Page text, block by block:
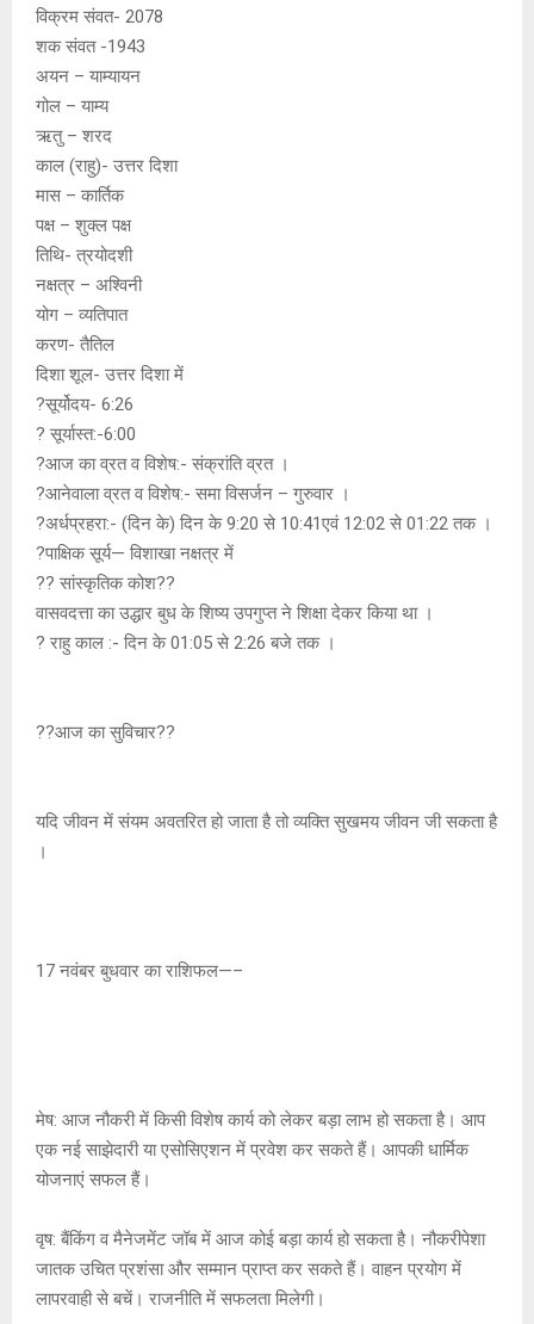
विक्रम संवत- 2078
शक संवत -1943
अयन – याम्यायन
गोल – याम्य
ऋतु – शरद
काल (राहु)- उत्तर दिशा
मास – कार्तिक
पक्ष – शुक्ल पक्ष
तिथि- त्रयोदशी
नक्षत्र – अश्विनी
योग – व्यतिपात
करण- तैतिल
दिशा शूल- उत्तर दिशा में
?सूर्योदय- 6:26
? सूर्यास्त:-6:00
?आज का व्रत व विशेष:- संक्रांति व्रत ।
?आनेवाला व्रत व विशेष:- समा विसर्जन – गुरुवार ।
?अर्धप्रहरा:- (दिन के) दिन के 9:20 से 10:41एवं 12:02 से 01:22 तक ।
?पाक्षिक सूर्य— विशाखा नक्षत्र में
?? सांस्कृतिक कोश??
वासवदत्ता का उद्धार बुध के शिष्य उपगुप्त ने शिक्षा देकर किया था ।
? राहु काल :- दिन के 01:05 से 2:26 बजे तक ।
??आज का सुविचार??
यदि जीवन में संयम अवतरित हो जाता है तो व्यक्ति सुखमय जीवन जी सकता है
।
17 नवंबर बुधवार का राशिफल—–
मेष: आज नौकरी में किसी विशेष कार्य को लेकर बड़ा लाभ हो सकता है। आप
एक नई साझेदारी या एसोसिएशन में प्रवेश कर सकते हैं। आपकी धार्मिक
योजनाएं सफल हैं।
वृष: बैंकिंग व मैनेजमेंट जॉब में आज कोई बड़ा कार्य हो सकता है। नौकरीपेशा
जातक उचित प्रशंसा और सम्मान प्राप्त कर सकते हैं। वाहन प्रयोग में
लापरवाही से बचें। राजनीति में सफलता मिलेगी।